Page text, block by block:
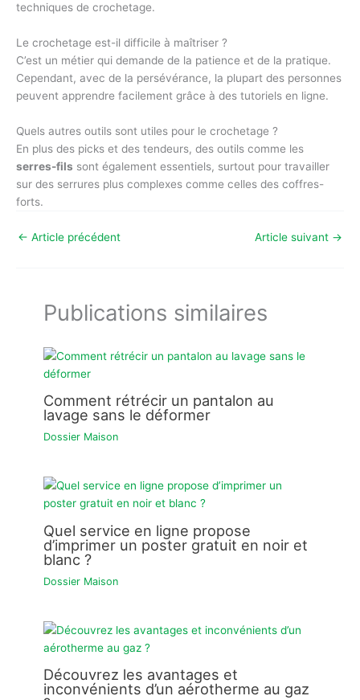
techniques de crochetage.
Le crochetage est-il difficile à maîtriser ?
C’est un métier qui demande de la patience et de la pratique.
Cependant, avec de la persévérance, la plupart des personnes
peuvent apprendre facilement grâce à des tutoriels en ligne.
Quels autres outils sont utiles pour le crochetage ?
En plus des picks et des tendeurs, des outils comme les
serres-fils sont également essentiels, surtout pour travailler
sur des serrures plus complexes comme celles des coffres-
forts.
← Article précédent Article suivant →
Publications similaires
Comment rétrécir un pantalon au
lavage sans le déformer
Dossier Maison
Quel service en ligne propose
d’imprimer un poster gratuit en noir et
blanc ?
Dossier Maison
Découvrez les avantages et
inconvénients d’un aérotherme au gaz